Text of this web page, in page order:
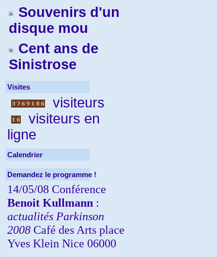
Souvenirs d'un
disque mou
Cent ans de
Sinistrose
Visites
visiteurs
visiteurs en
ligne
Calendrier
Demandez le programme !
14/05/08 Conférence
Benoit Kullmann :
actualités Parkinson
2008 Café des Arts place
Yves Klein Nice 06000